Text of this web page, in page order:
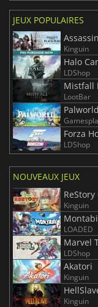
JEUX POPULAIRES
Kinguin
Halo
LDShop
Mistfall
LootBar
Palworld
Forza
LDShop
NOUVEAUX JEUX
Kinguin
Montabi
LOADED
Marvel
LDShop
Akatori
Kinguin
Kinguin